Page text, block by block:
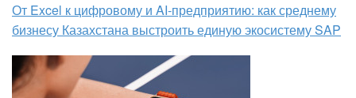
От Excel к цифровому и AI‑предприятию: как среднему
бизнесу Казахстана выстроить единую экосистему SAP